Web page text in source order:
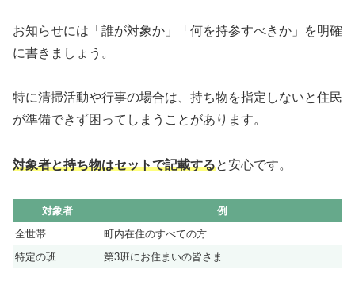
お知らせには「誰が対象か」「何を持参すべきか」を明確
に書きましょう。
特に清掃活動や行事の場合は、持ち物を指定しないと住民
が準備できず困ってしまうことがあります。
対象者と持ち物はセットで記載すると安心です。
対象者
例
全世帯
町内在住のすべての方
特定の班
第3班にお住まいの皆さま